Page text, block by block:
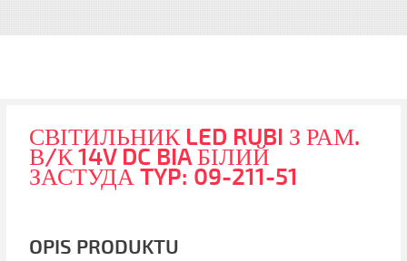
СВІТИЛЬНИК LED RUBI З РАМ.
В/К 14V DC BIA БІЛИЙ
ЗАСТУДА TYP: 09-211-51
OPIS PRODUKTU